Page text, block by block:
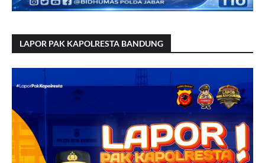
LAPOR PAK KAPOLRESTA BANDUNG